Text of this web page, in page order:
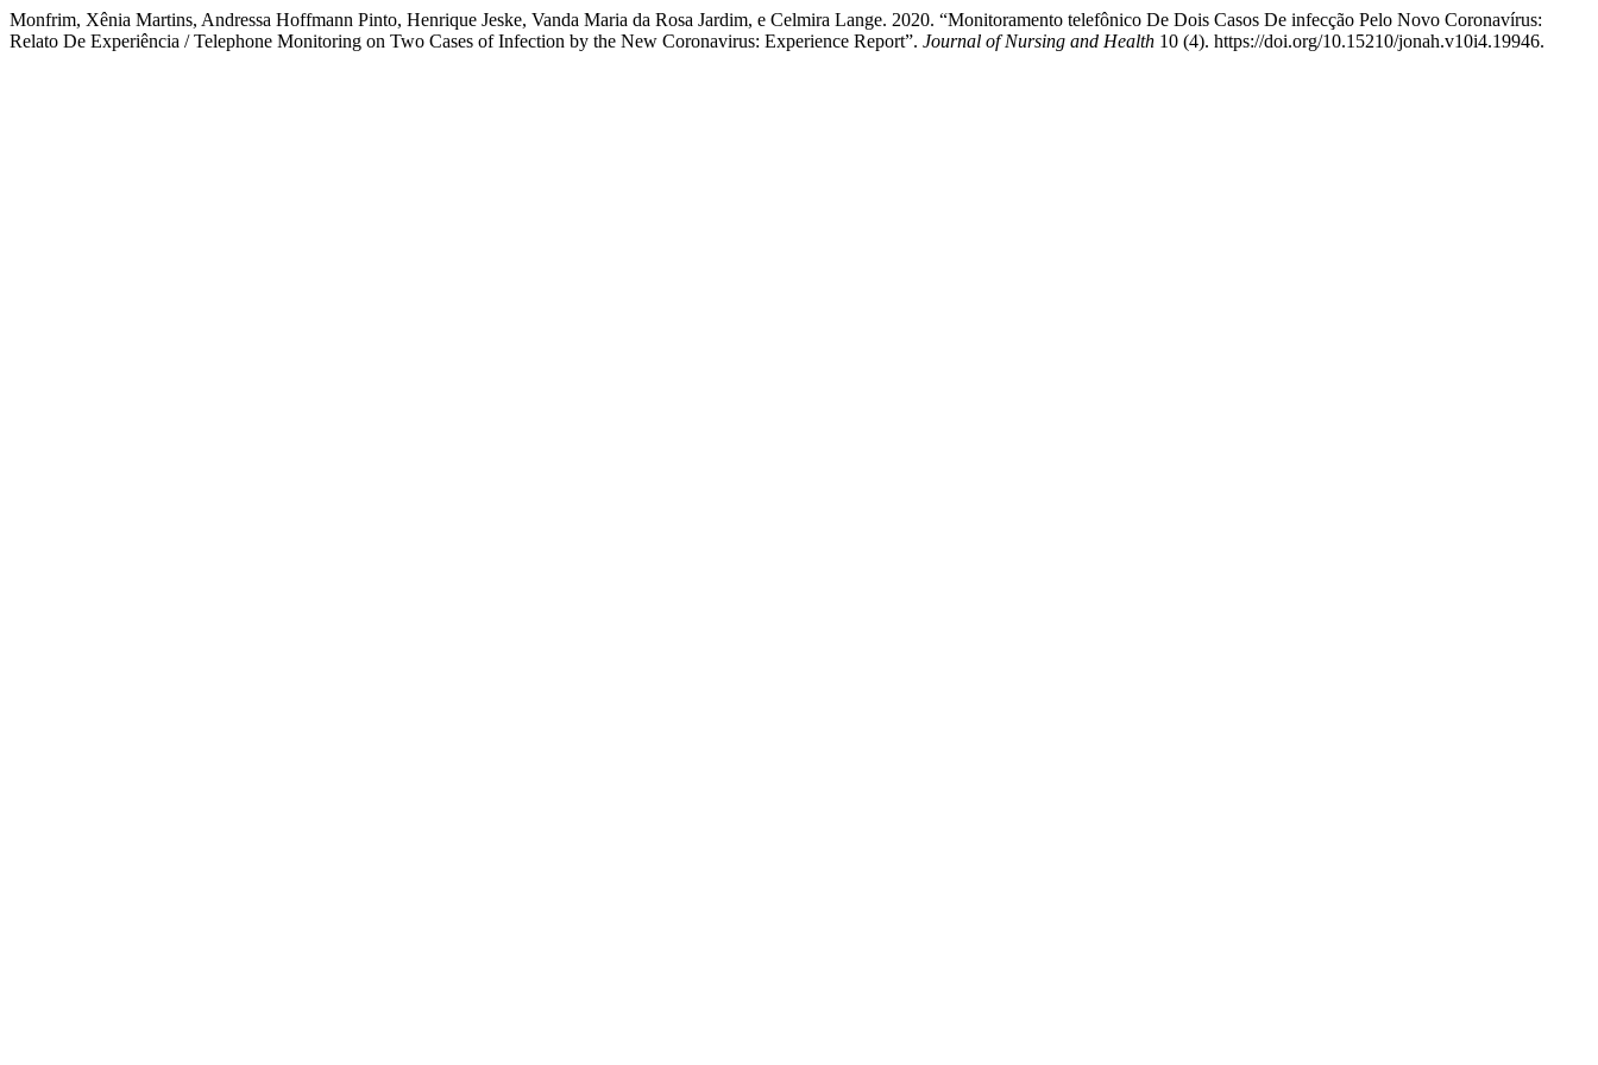
Monfrim, Xênia Martins, Andressa Hoffmann Pinto, Henrique Jeske, Vanda Maria da Rosa Jardim, e Celmira Lange. 2020. “Monitoramento telefônico De Dois Casos De infecção Pelo Novo Coronavírus:
Relato De Experiência / Telephone Monitoring on Two Cases of Infection by the New Coronavirus: Experience Report”. Journal of Nursing and Health 10 (4). https://doi.org/10.15210/jonah.v10i4.19946.